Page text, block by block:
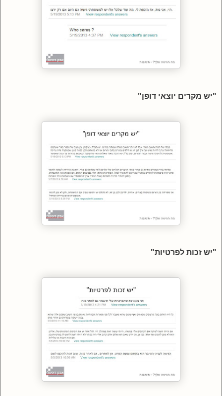
"יש מקרים יוצאי דופן"
"יש זכות לפרטיות"